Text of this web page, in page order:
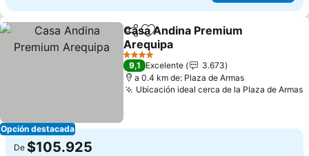
Opción destacada
CompartirAgregar a favoritos
Casa Andina Premium
Arequipa
Ver precios
4 Estrellas
9,1 Excelente
3.673
a 0.4 km de: Plaza de Armas
Ubicación ideal cerca de la Plaza de Armas
De $105.925